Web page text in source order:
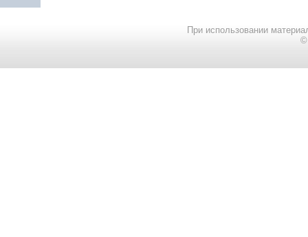
При использовании